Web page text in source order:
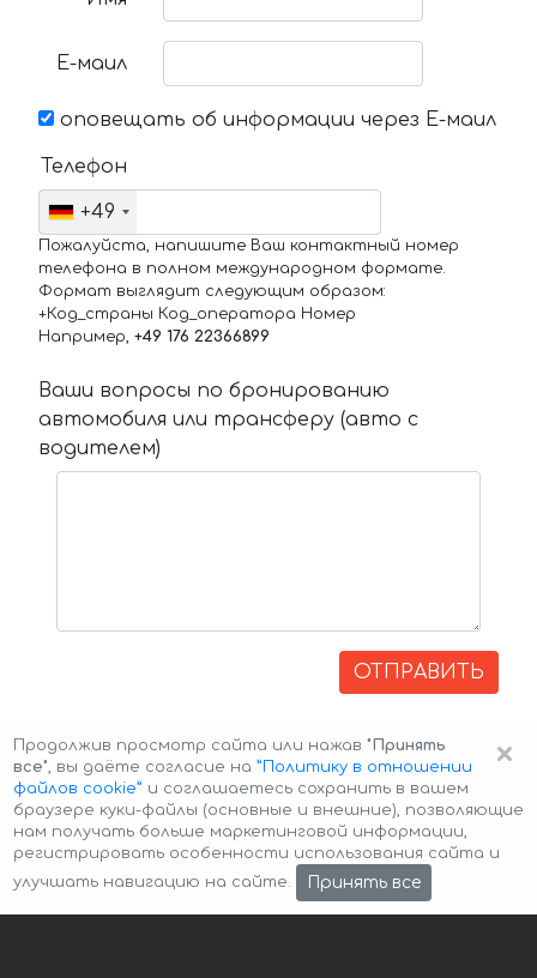
Е-маил
оповещать об информации через Е-маил
Телефон
+49
Пожалуйста, напишите Ваш контактный номер
телефона в полном международном формате.
Формат выглядит следующим образом:
+Код_страны Код_оператора Номер
Например, +49 176 22366899
Ваши вопросы по бронированию
автомобиля или трансферу (авто с
водителем)
ОТПРАВИТЬ
Авторские права © 2026 Авто-Аренда Cookie Policy
×
Продолжив просмотр сайта или нажав "Принять
все", вы даёте согласие на ”Политику в отношении
файлов cookie” и соглашаетесь сохранить в вашем
браузере куки-файлы (основные и внешние), позволяющие
нам получать больше маркетинговой информации,
регистрировать особенности использования сайта и
улучшать навигацию на сайте.
Принять все